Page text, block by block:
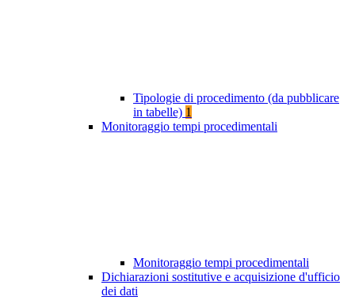
Tipologie di procedimento (da pubblicare
in tabelle) 1
Monitoraggio tempi procedimentali
Monitoraggio tempi procedimentali
Dichiarazioni sostitutive e acquisizione d'ufficio
dei dati